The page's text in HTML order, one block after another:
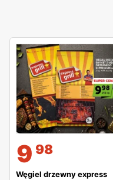
9 98
Węgiel drzewny express